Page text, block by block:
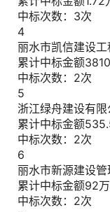
中标次数：3次
4
丽水市凯信建设
累计中标金额
中标次数：2次
5
浙江绿舟建设有限
累计中标金额
中标次数：2次
6
丽水市新源建设
累计中标金额92
中标次数：2次